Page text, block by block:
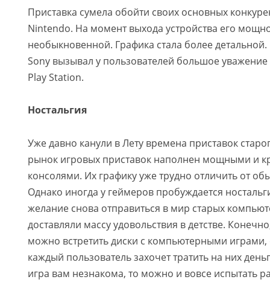
Приставка сумела обойти своих основных
Nintendo. На момент выхода устройства его
необыкновенной. Графика стала более
Sony вызывал у пользователей большое
Play Station.
Ностальгия
Уже давно канули в Лету времена приставок
рынок игровых приставок наполнен мощными и
консолями. Их графику уже трудно отличить от
Однако иногда у геймеров пробуждается
желание снова отправиться в мир старых
доставляли массу удовольствия в детстве.
можно встретить диски с компьютерными играми,
каждый пользователь захочет тратить на них
игра вам незнакома, то можно и вовсе испытать